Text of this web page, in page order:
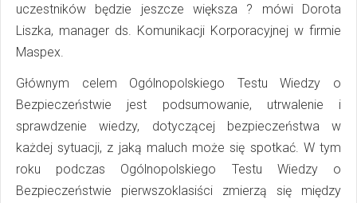
uczestników będzie jeszcze większa ? mówi Dorota
Liszka, manager ds. Komunikacji Korporacyjnej w firmie
Maspex.
Głównym celem Ogólnopolskiego Testu Wiedzy o
Bezpieczeństwie jest podsumowanie, utrwalenie i
sprawdzenie wiedzy, dotyczącej bezpieczeństwa w
każdej sytuacji, z jaką maluch może się spotkać. W tym
roku podczas Ogólnopolskiego Testu Wiedzy o
Bezpieczeństwie pierwszoklasiści zmierzą się między